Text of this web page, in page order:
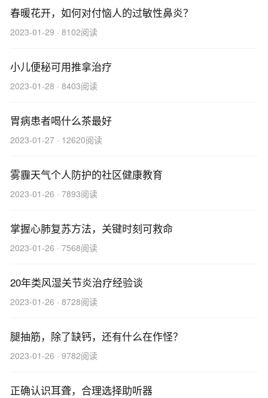
春暖花开，如何对付恼人的过敏性鼻炎？
2023-01-29 · 8102阅读
小儿便秘可用推拿治疗
2023-01-28 · 8403阅读
胃病患者喝什么茶最好
2023-01-27 · 12620阅读
雾霾天气个人防护的社区健康教育
2023-01-26 · 7893阅读
掌握心肺复苏方法，关键时刻可救命
2023-01-26 · 7568阅读
20年类风湿关节炎治疗经验谈
2023-01-26 · 8728阅读
腿抽筋，除了缺钙，还有什么在作怪？
2023-01-26 · 9782阅读
正确认识耳聋，合理选择助听器